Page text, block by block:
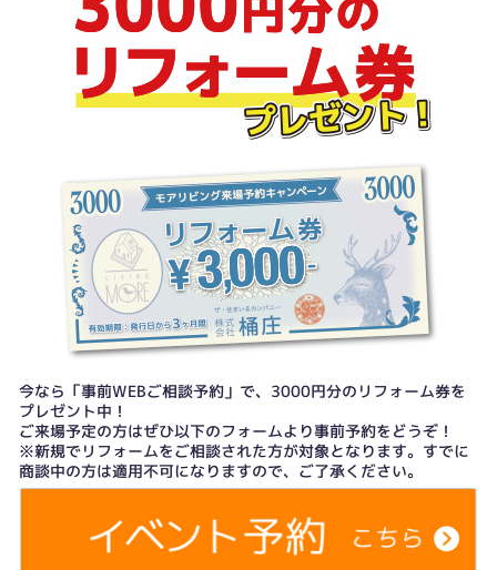
今なら「事前WEBご相談予約」で、3000円分のリフォーム券を
プレゼント中！
ご来場予定の方はぜひ以下のフォームより事前予約をどうぞ！
※新規でリフォームをご相談された方が対象となります。すでに
商談中の方は適用不可になりますので、ご了承ください。